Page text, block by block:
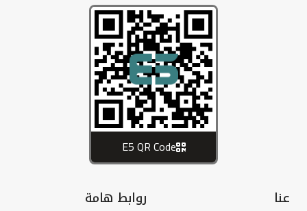
E5 QR Code
عنا روابط هامة